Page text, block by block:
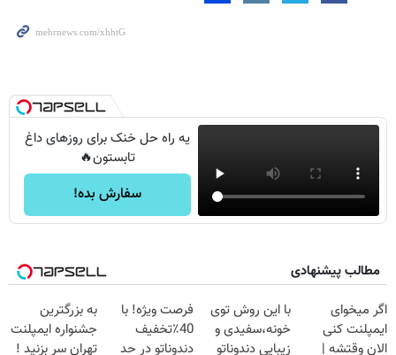
یه راه حل خنک برای روزهای داغ
تابستون🔥
سفارش بده!
مطالب پیشنهادی
اگر میخوای
ایمپلنت کنی
الان وقتشه |
با این روش توی
خونه،سفیدی و
زیبایی دندوناتو
فرصت ویژه! با
40٪تخفیف
دندوناتو در حد
به بزرگترین
جشنواره ایمپلنت
تهران سر بزنید !